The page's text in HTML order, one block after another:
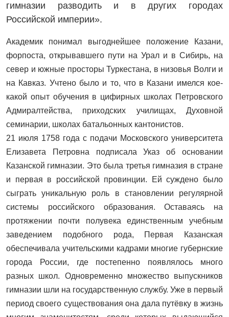
гимназии разводить и в других городах
Российской империи».
Академик понимал выгоднейшее положение Казани,
форпоста, открывавшего пути на Урал и в Сибирь, на
север и южные просторы Туркестана, в низовья Волги и
на Кавказ. Учтено было и то, что в Казани имелся кое-
какой опыт обучения в цифирных школах Петровского
Адмиралтейства, приходских училищах, Духовной
семинарии, школах батальонных кантонистов.
21 июля 1758 года с подачи Московского университета
Елизавета Петровна подписала Указ об основании
Казанской гимназии. Это была третья гимназия в стране
и первая в российской провинции. Ей суждено было
сыграть уникальную роль в становлении регулярной
системы российского образования. Оставаясь на
протяжении почти полувека единственным учебным
заведением подобного рода, Первая Казанская
обеспечивала учительскими кадрами многие губернские
города России, где постепенно появлялось много
разных школ. Одновременно множество выпускников
гимназии шли на государственную службу. Уже в первый
период своего существования она дала путёвку в жизнь